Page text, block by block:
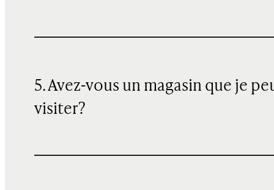
5. Avez-vous un magasin que je
visiter?